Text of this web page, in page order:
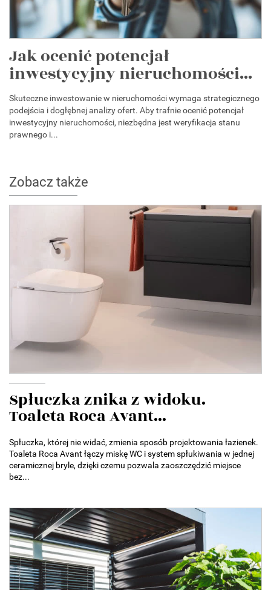
Jak ocenić potencjał
inwestycyjny nieruchomości...
Skuteczne inwestowanie w nieruchomości wymaga strategicznego
podejścia i dogłębnej analizy ofert. Aby trafnie ocenić potencjał
inwestycyjny nieruchomości, niezbędna jest weryfikacja stanu
prawnego i...
Zobacz także
Spłuczka znika z widoku.
Toaleta Roca Avant...
Spłuczka, której nie widać, zmienia sposób projektowania łazienek.
Toaleta Roca Avant łączy miskę WC i system spłukiwania w jednej
ceramicznej bryle, dzięki czemu pozwala zaoszczędzić miejsce
bez...